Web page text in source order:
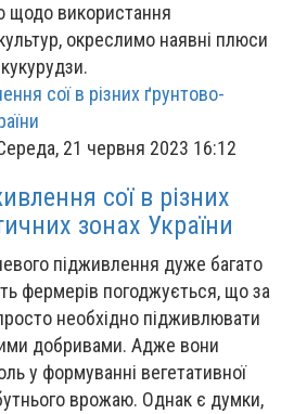
щодо використання
окреслимо наявні плюси
21 червня 2023 16:12
сої в різних
зонах України
підживлення дуже багато
фермерів погоджується, що за
необхідно підживлювати
добривами. Адже вони
у формуванні вегетативної
врожаю. Однак є думки,